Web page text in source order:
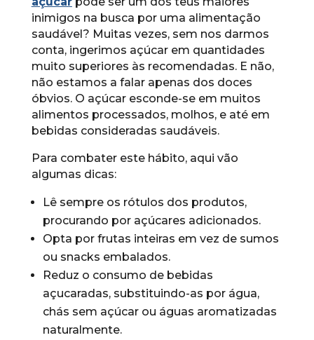
inimigos na busca por uma alimentação
saudável? Muitas vezes, sem nos darmos
conta, ingerimos açúcar em quantidades
muito superiores às recomendadas. E não,
não estamos a falar apenas dos doces
óbvios. O açúcar esconde-se em muitos
alimentos processados, molhos, e até em
bebidas consideradas saudáveis.
Para combater este hábito, aqui vão
algumas dicas:
Lê sempre os rótulos dos produtos,
procurando por açúcares adicionados.
Opta por frutas inteiras em vez de sumos
ou snacks embalados.
Reduz o consumo de bebidas
açucaradas, substituindo-as por água,
chás sem açúcar ou águas aromatizadas
naturalmente.